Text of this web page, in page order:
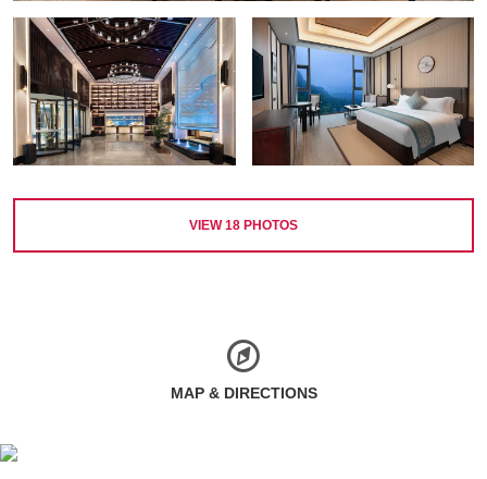
VIEW18 PHOTOS
MAP & DIRECTIONS